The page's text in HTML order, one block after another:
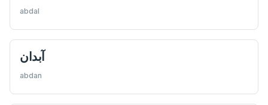
abdal
آبدان
abdan